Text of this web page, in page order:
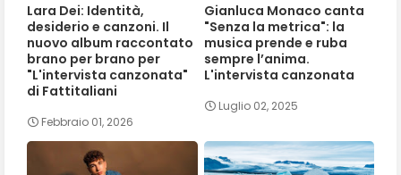
Lara Dei: Identità,
desiderio e canzoni. Il
nuovo album raccontato
brano per brano per
"L'intervista canzonata"
di Fattitaliani
Febbraio 01, 2026
Gianluca Monaco canta
"Senza la metrica": la
musica prende e ruba
sempre l’anima.
L'intervista canzonata
Luglio 02, 2025